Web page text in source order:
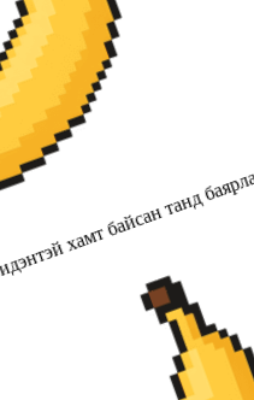
хамт байсан танд баярлалаа